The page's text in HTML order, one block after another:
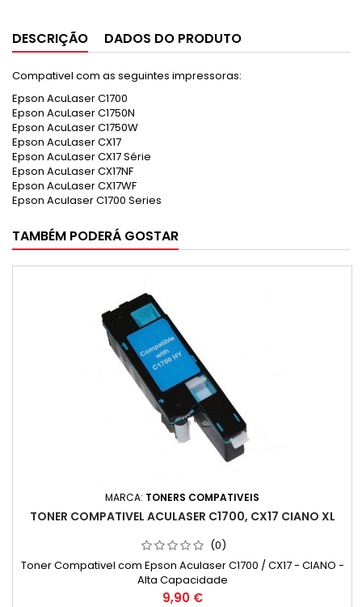
DESCRIÇÃO DADOS DO PRODUTO
Compativel com as seguintes impressoras:
Epson AcuLaser C1700
Epson AcuLaser C1750N
Epson AcuLaser C1750W
Epson AcuLaser CX17
Epson AcuLaser CX17 Série
Epson AcuLaser CX17NF
Epson AcuLaser CX17WF
Epson Aculaser C1700 Series
TAMBÉM PODERÁ GOSTAR
MARCA: TONERS COMPATIVEIS
TONER COMPATIVEL ACULASER C1700, CX17 CIANO XL
(0)
Toner Compativel com Epson Aculaser C1700 / CX17 - CIANO -
Alta Capacidade
Preço
9,90 €